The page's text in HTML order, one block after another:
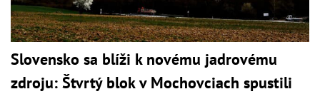
Slovensko sa blíži k novému jadrovému
zdroju: Štvrtý blok v Mochovciach spustili